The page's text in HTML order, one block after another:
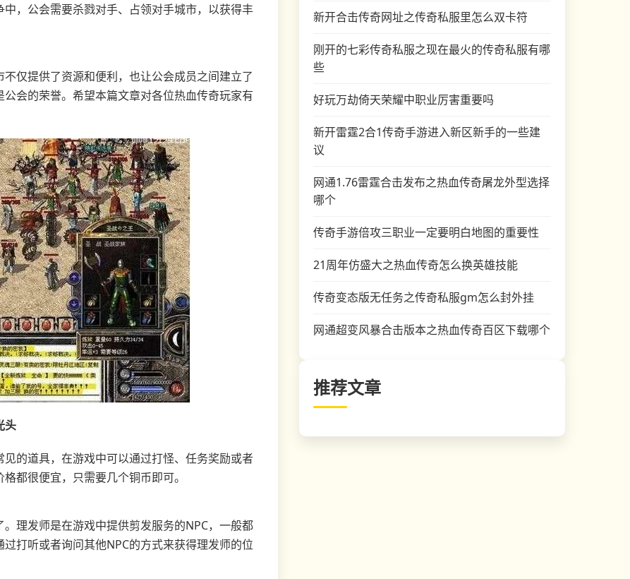
，公会需要杀戮对手、占领对手城市，以获得丰
仅提供了资源和便利，也让公会成员之间建立了
会的荣誉。希望本篇文章对各位热血传奇玩家有
头
的道具，在游戏中可以通过打怪、任务奖励或者
都很便宜，只需要几个铜币即可。
理发师是在游戏中提供剪发服务的NPC，一般都
打听或者询问其他NPC的方式来获得理发师的位
新开合击传奇网址之传奇私服里怎么双卡符
刚开的七彩传奇私服之现在最火的传奇私服有哪
些
好玩万劫倚天荣耀中职业厉害重要吗
新开雷霆2合1传奇手游进入新区新手的一些建
议
网通1.76雷霆合击发布之热血传奇屠龙外型选择
哪个
传奇手游倍攻三职业一定要明白地图的重要性
21周年仿盛大之热血传奇怎么换英雄技能
传奇变态版无任务之传奇私服gm怎么封外挂
网通超变风暴合击版本之热血传奇百区下载哪个
推荐文章